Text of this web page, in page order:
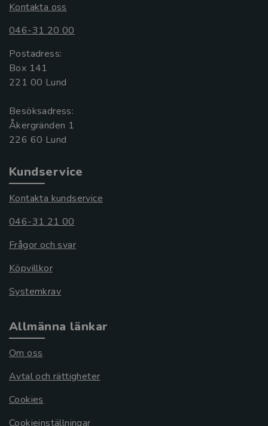
Kontakta oss
046-31 20 00
Postadress:
Box 141
221 00 Lund
Besöksadress:
Åkergränden 1
Kundservice
Kontakta kundservice
046-31 21 00
Frågor och svar
Köpvillkor
Systemkrav
Allmänna länkar
Om oss
Avtal och rättigheter
Cookies
Cookieinställningar